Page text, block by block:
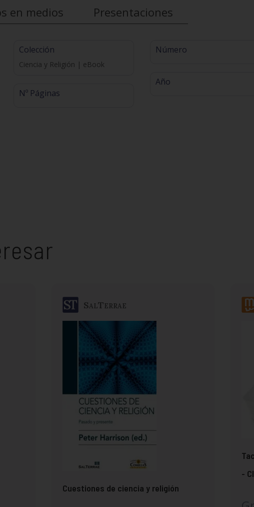
en medios Presentaciones
Colección
Ciencia y Religión | eBook
Nº Páginas
Número
Año
SalTerrae
Cuestiones de ciencia y religión
-